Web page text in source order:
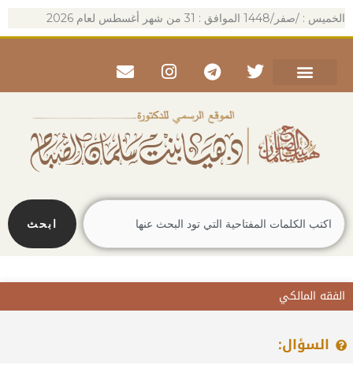
الخميس : /صفر/1448 الموافق : 31 من شهر أغسطس لعام 2026
Twitter
Telegram
Instagram
Envelope
Search
ابحث
الفقه المالكي
السؤال: